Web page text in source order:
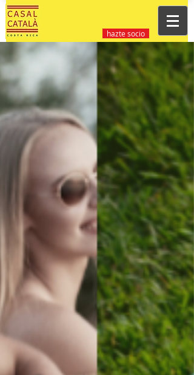
hazte socio